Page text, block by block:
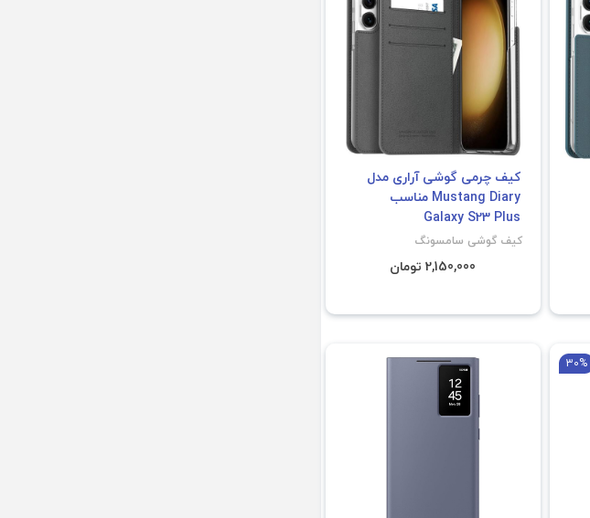
کیف چرمی گوشی آراری مدل
Mustang Diary مناسب
Galaxy S23 Plus
کیف گوشی سامسونگ
2,150,000 تومان
30%